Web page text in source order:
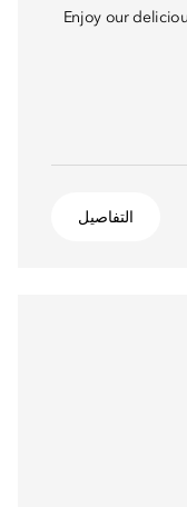
Enjoy our
التفاصيل